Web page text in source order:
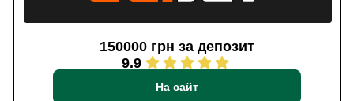
150000 грн за депозит
9.9
На сайт